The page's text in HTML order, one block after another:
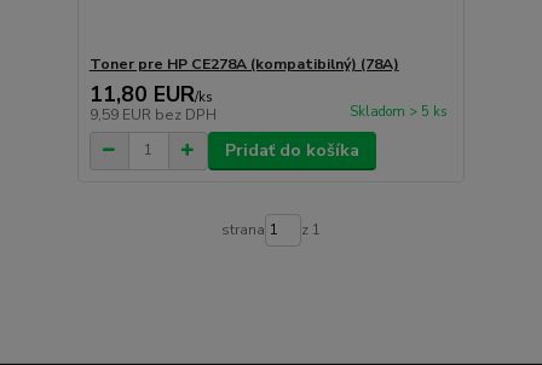
Toner pre HP CE278A (kompatibilný) (78A)
11,80 EUR/ks
9,59 EUR bez DPH Skladom > 5 ks
Pridať do košíka
strana z 1